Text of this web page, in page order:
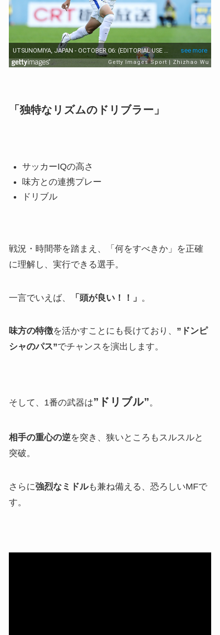
「独特なリズムのドリブラー」
サッカーIQの高さ
味方との連携プレー
ドリブル
戦況・時間帯を踏まえ、「何をすべきか」を正確
に理解し、実行できる選手。
一言でいえば、 「頭が良い！！」 。
味方の特徴を活かすことにも長けており、 ”ドンピ
シャのパス”でチャンスを演出します。
そして、1番の武器は”ドリブル”。
相手の重心の逆を突き、狭いところもスルスルと
突破。
さらに強烈なミドルも兼ね備える、恐ろしいMFで
す。